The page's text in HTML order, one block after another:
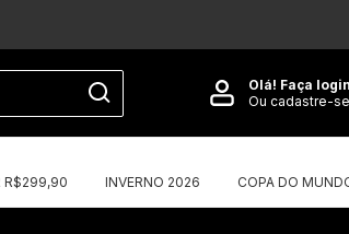
Olá! Faça login
Ou cadastre-se
R$299,90 INVERNO 2026 COPA DO